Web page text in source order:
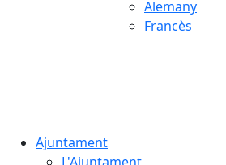
Alemany
Francès
Ajuntament